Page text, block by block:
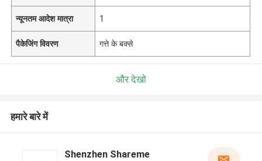
न्यूनतम आदेश मात्रा 1
पैकेजिंग विवरण गत्ते के बक्से
और देखो
हमारे बारे में
Shenzhen Shareme